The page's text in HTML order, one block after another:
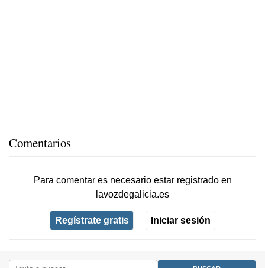
Comentarios
Para comentar es necesario estar registradoen
lavozdegalicia.es
Regístrate gratis Iniciar sesión